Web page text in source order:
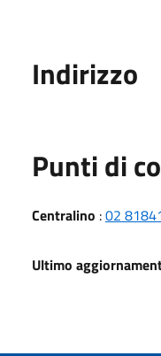
Indirizzo
Punti di
Centralino :02
Ultimo